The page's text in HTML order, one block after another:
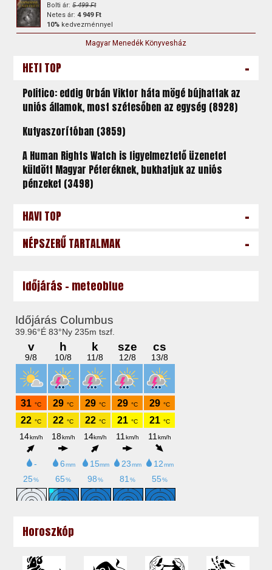
Bolti ár:5 499 Ft
Netes ár:4 949 Ft
10% kedvezménnyel
Magyar Menedék Könyvesház
HETI TOP -
Politico: eddig Orbán Viktor háta mögé bújhattak az
uniós államok, most szétesőben az egység (8928)
Kutyaszorítóban (3859)
A Human Rights Watch is figyelmeztető üzenetet
küldött Magyar Péteréknek, bukhatjuk az uniós
pénzeket (3498)
HAVI TOP -
NÉPSZERŰ TARTALMAK -
Időjárás - meteoblue
Horoszkóp